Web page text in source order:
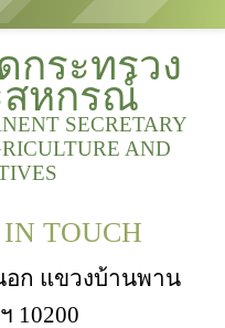
กระทรวง
สหกรณ์
SECRETARY
AND
TOUCH
อก แขวงบ้านพาน
10200